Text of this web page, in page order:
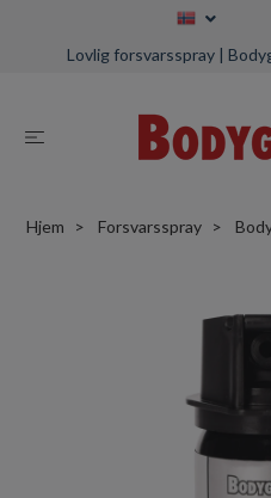
Lovlig forsvarsspray |
Hjem Forsvarsspray